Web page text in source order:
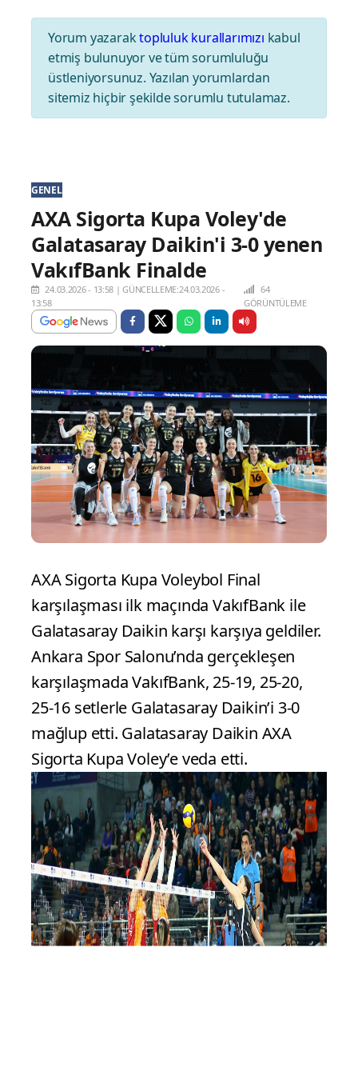
Yorum yazaraktopluluk kurallarımızı kabul
etmiş bulunuyor ve tüm sorumluluğu
üstleniyorsunuz. Yazılan yorumlardan
sitemiz hiçbir şekilde sorumlu tutulamaz.
GENEL
AXA Sigorta Kupa Voley'de
Galatasaray Daikin'i 3-0 yenen
VakıfBank Finalde
24.03.2026 - 13:58 |GÜNCELLEME:24.03.2026 -
13:58
64
GÖRÜNTÜLEME
AXA Sigorta Kupa Voleybol Final
karşılaşması ilk maçında VakıfBank ile
Galatasaray Daikin karşı karşıya geldiler.
Ankara Spor Salonu’nda gerçekleşen
karşılaşmada VakıfBank, 25-19, 25-20,
25-16 setlerle Galatasaray Daikin’i 3-0
mağlup etti. Galatasaray Daikin AXA
Sigorta Kupa Voley’e veda etti.